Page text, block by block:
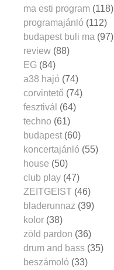
ma esti program (118)
programajánló (112)
budapest buli ma (97)
review (88)
EG (84)
a38 hajó (74)
corvintető (74)
fesztivál (64)
techno (61)
budapest (60)
koncertajánló (55)
house (50)
club play (47)
ZEITGEIST (46)
bladerunnaz (39)
kolor (38)
zöld pardon (36)
drum and bass (35)
beszámoló (33)